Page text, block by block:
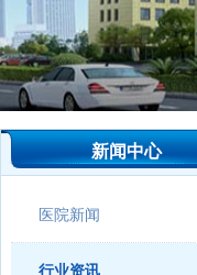
新闻中心
医院新闻
行业资讯